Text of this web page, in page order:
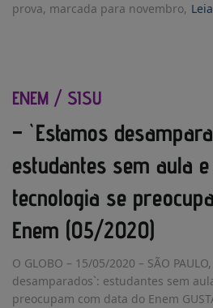
prova, marcada para novembro,
ENEM / SISU
– `Estamos
estudantes sem aula
tecnologia se
Enem (05/2020)
O GLOBO – 15/05/2020 – SÃO
desamparados`: estudantes sem
preocupam com data do Enem